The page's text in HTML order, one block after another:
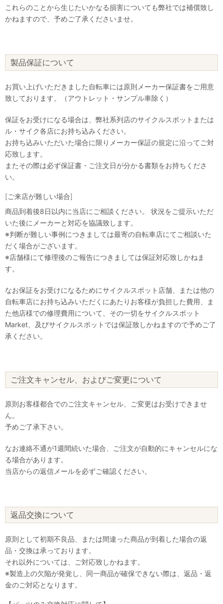
これらのことから生じたいかなる損害についても弊社では補償致し
かねますので、予めご了承くださいませ。
製品保証について
お買い上げいただきました自転車には原則メーカー保証書をご用意
致しております。（アウトレット・サンプル車除く）
保証をお受けになる場合は、弊社系列店のサイクルスポットまたは
ル・サイク各店にお持ち込みください。
お持ち込みいただいた場合に限りメーカー保証の規定に沿ってご対
応致します。
またその際は必ず保証書・ご注文日が分かる書類をお持ちくださ
い。
[ご来店が難しい場合]
商品到着後8日以内に当店にご相談ください。 状況をご提示いただ
いた後にメーカーと対応を協議致します。
※判断が難しい事例につきましては最寄の自転車店にてご相談いた
だく場合がございます。
※店舗様にて修理後のご報告につきましては保証対応致しかねま
す。
なお保証をお受けになるためにサイクルスポット店舗、または他の
自転車店にお持ち込みいただくにあたりお客様が負担した費用、ま
た他店様での修理費用について、その一切をサイクルスポット
Market、及びサイクルスポットでは保証致しかねますので予めご了
承ください。
ご注文キャンセル、およびご変更について
原則お客様都合でのご注文キャンセル、ご変更はお受けできませ
ん。
予めご了承下さい。
なお連絡不通が1週間続いた場合、ご注文が自動的にキャンセルにな
る場合があります。
当店からの返信メールを必ずご確認ください。
返品交換について
原則として初期不良品、または間違った商品が到着した場合の返
品・交換は承っております。
それ以外については、ご対応致しかねます。
※製造上の欠陥が発覚し、同一商品が確保できない際は、返品・返
金のご対応となります。